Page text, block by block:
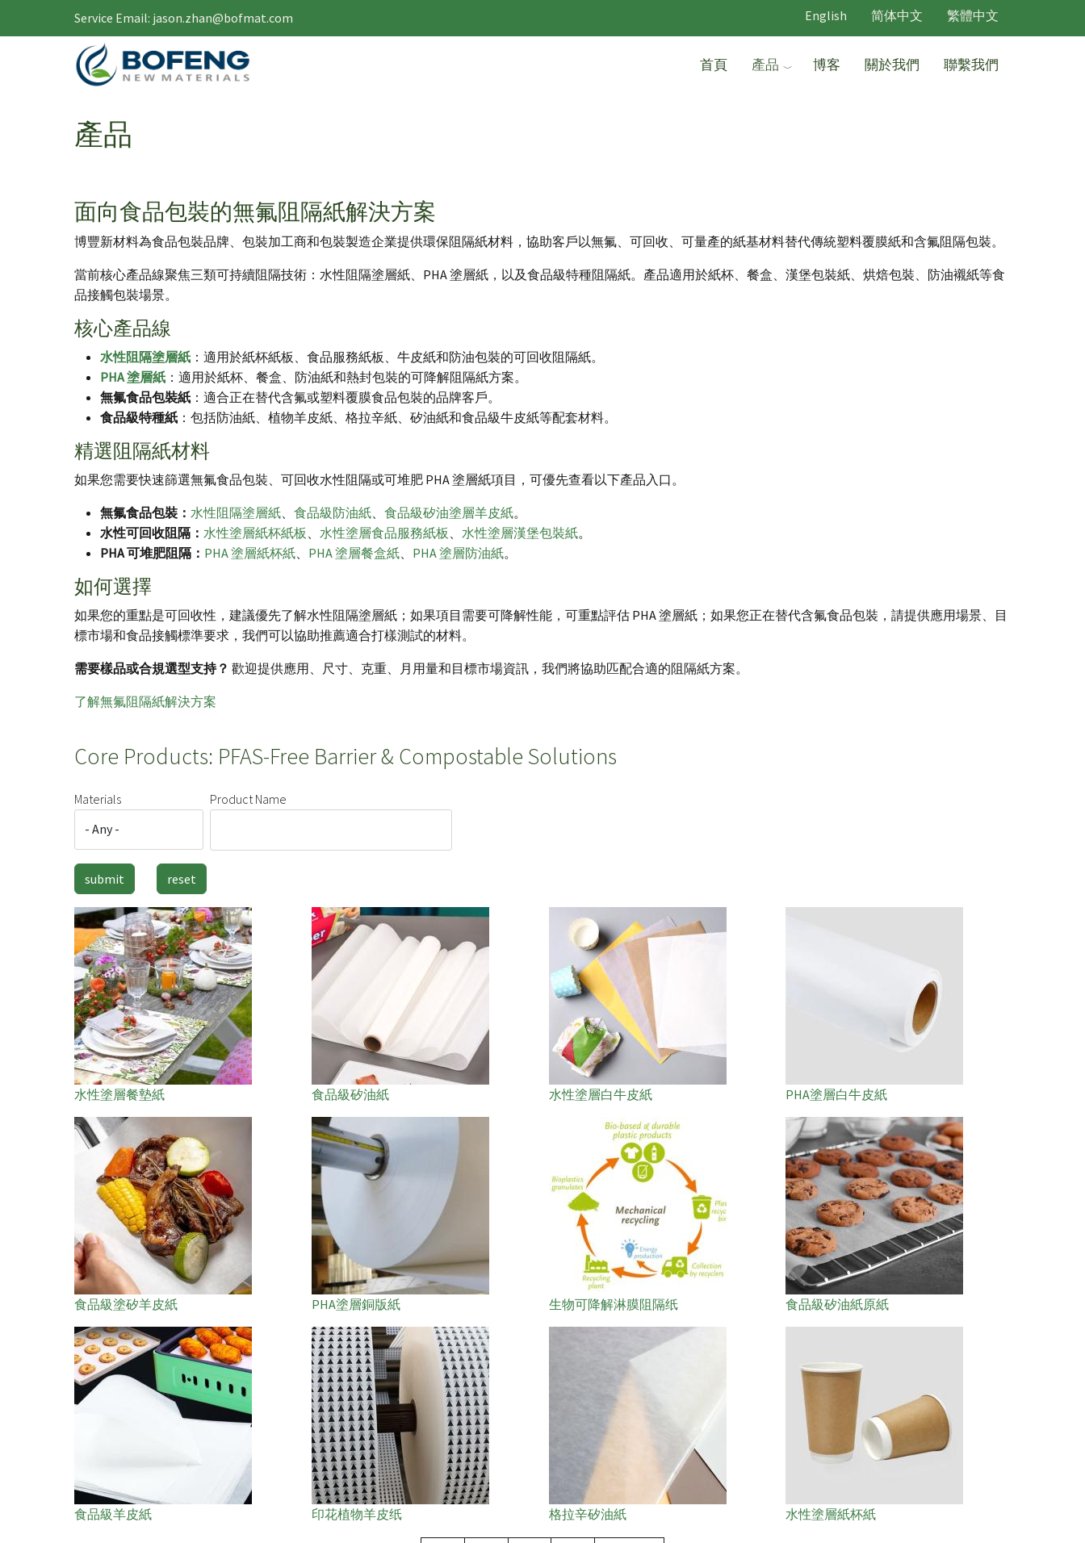
Service Email: jason.zhan@bofmat.com English 简体中文
繁體中文
Toggle menu
首頁 產品 博客 關於我們 聯繫我們
產品
面向食品包裝的無氟阻隔紙解決方案
博豐新材料為食品包裝品牌、包裝加工商和包裝製造企業提供環保阻隔紙材料，協助客戶以無氟、可回收、可量產的紙基材料替代傳統塑料覆膜紙和含氟阻隔包裝。
當前核心產品線聚焦三類可持續阻隔技術：水性阻隔塗層紙、PHA 塗層紙，以及食品級特種阻隔紙。產品適用於紙杯、餐盒、漢堡包裝紙、烘焙包裝、防油襯紙等食
品接觸包裝場景。
核心產品線
水性阻隔塗層紙 ：適用於紙杯紙板、食品服務紙板、牛皮紙和防油包裝的可回收阻隔紙。
PHA 塗層紙 ：適用於紙杯、餐盒、防油紙和熱封包裝的可降解阻隔紙方案。
無氟食品包裝紙 ：適合正在替代含氟或塑料覆膜食品包裝的品牌客戶。
食品級特種紙 ：包括防油紙、植物羊皮紙、格拉辛紙、矽油紙和食品級牛皮紙等配套材料。
精選阻隔紙材料
如果您需要快速篩選無氟食品包裝、可回收水性阻隔或可堆肥 PHA 塗層紙項目，可優先查看以下產品入口。
無氟食品包裝： 水性阻隔塗層紙、 食品級防油紙、 食品級矽油塗層羊皮紙。
水性可回收阻隔： 水性塗層紙杯紙板 、 水性塗層食品服務紙板 、 水性塗層漢堡包裝紙。
PHA 可堆肥阻隔： PHA 塗層紙杯紙、 PHA 塗層餐盒紙、 PHA 塗層防油紙。
如何選擇
如果您的重點是可回收性，建議優先了解水性阻隔塗層紙；如果項目需要可降解性能，可重點評估 PHA 塗層紙；如果您正在替代含氟食品包裝，請提供應用場景、目
標市場和食品接觸標準要求，我們可以協助推薦適合打樣測試的材料。
需要樣品或合規選型支持？ 歡迎提供應用、尺寸、克重、月用量和目標市場資訊，我們將協助匹配合適的阻隔紙方案。
了解無氟阻隔紙解決方案
Core Products: PFAS-Free Barrier & Compostable Solutions
Materials Product Name
水性塗層餐墊紙 食品級矽油紙 水性塗層白牛皮紙 PHA塗層白牛皮紙
食品級塗矽羊皮紙 PHA塗層銅版紙 生物可降解淋膜阻隔纸 食品級矽油紙原紙
食品級羊皮紙 印花植物羊皮纸 格拉辛矽油紙 水性塗層紙杯紙
Pagination